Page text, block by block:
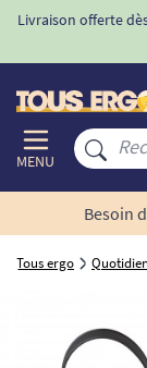
Livraison offerte
MENU
Besoin
Tous ergo